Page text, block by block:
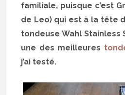
familiale, puisque c’est
de Leo) qui est à la tête
tondeuse Wahl Stainless
une des meilleures
j’ai testé.